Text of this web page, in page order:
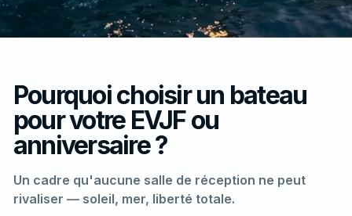
Pourquoi choisir un bateau
pour votre EVJF ou
anniversaire ?
Un cadre qu'aucune salle de réception ne peut
rivaliser — soleil, mer, liberté totale.